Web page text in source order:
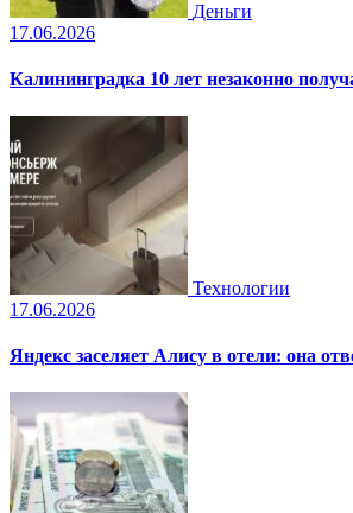
Деньги
17.06.2026
Калининградка 10 лет незаконно
Технологии
17.06.2026
Яндекс заселяет Алису в отели: она